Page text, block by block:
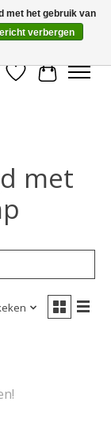
Verlanglijst
met
met het gebruik van
verbergen